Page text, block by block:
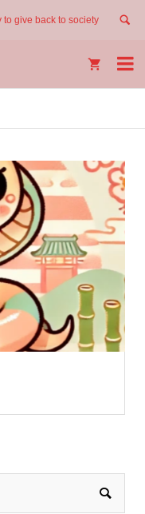
give back to society

